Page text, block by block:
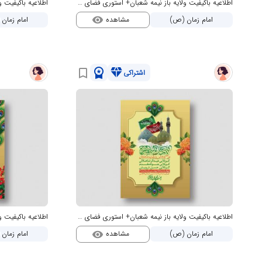
اطلاعیه باکیفیت ولایه باز نیمه شعبان+ استوری فضای مجازی
امام زمان (ص)
مشاهده visibility
امام
اشتراکیdiamond
workspace_premium
bookmark_border
اطلاعیه باکیفیت ولایه باز نیمه شعبان+ استوری فضای مجازی
امام زمان (ص)
مشاهده visibility
امام